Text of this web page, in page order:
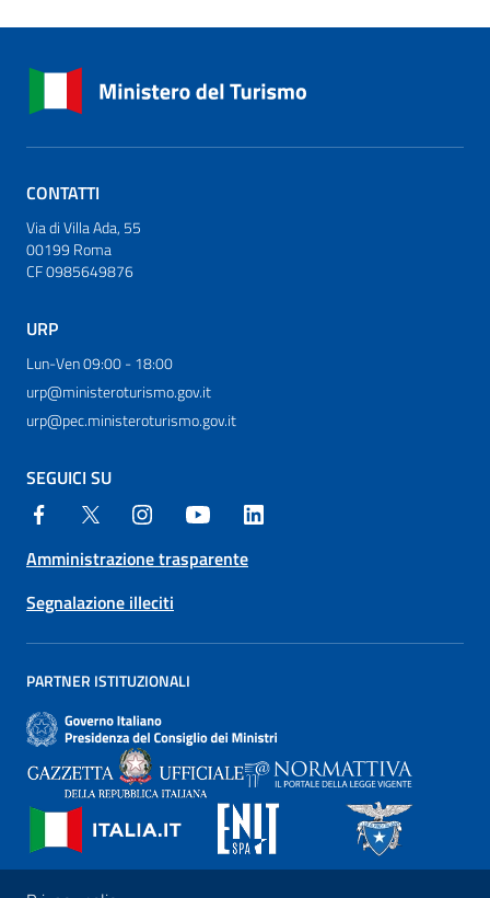
CONTATTI
Via di Villa Ada, 55
00199 Roma
CF 0985649876
URP
Lun-Ven 09:00 - 18:00
urp@ministeroturismo.gov.it
urp@pec.ministeroturismo.gov.it
SEGUICI SU
Amministrazione trasparente
Segnalazione illeciti
PARTNER ISTITUZIONALI